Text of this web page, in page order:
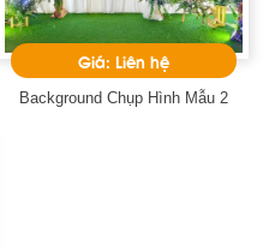
Giá: Liên hệ
Background Chụp Hình Mẫu 2